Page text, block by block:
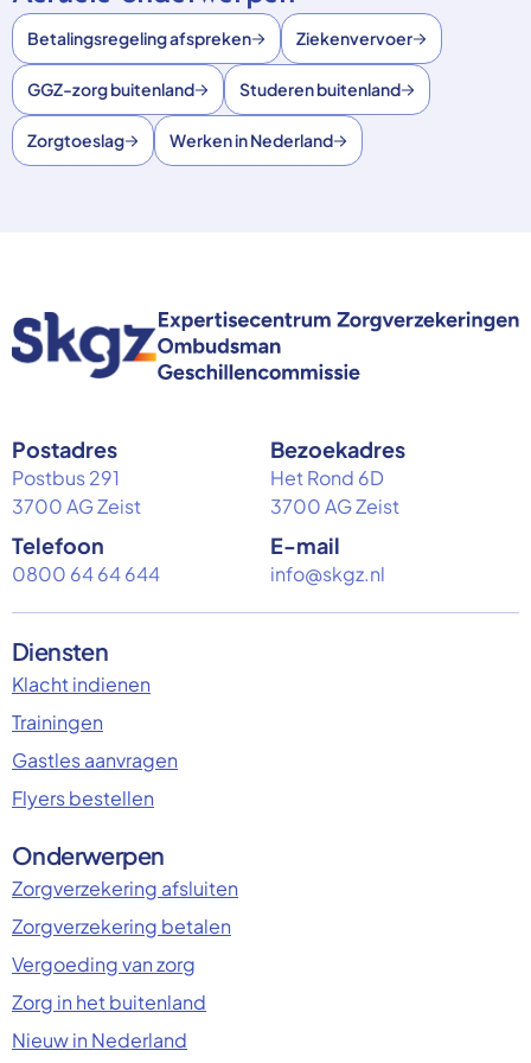
Betalingsregeling afspreken Ziekenvervoer
GGZ-zorg buitenland Studeren buitenland
Zorgtoeslag Werken in Nederland
Postadres
Postbus 291
3700 AG Zeist
Bezoekadres
Het Rond 6D
3700 AG Zeist
Telefoon
0800 64 64 644
E-mail
info@skgz.nl
Diensten
Klacht indienen
Trainingen
Gastles aanvragen
Flyers bestellen
Onderwerpen
Zorgverzekering afsluiten
Zorgverzekering betalen
Vergoeding van zorg
Zorg in het buitenland
Nieuw in Nederland